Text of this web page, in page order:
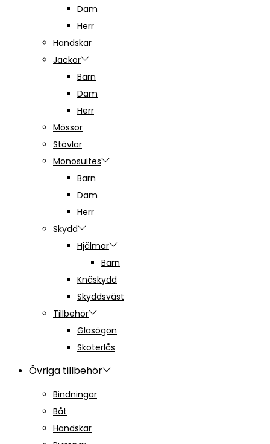
Dam
Herr
Handskar
Jackor
Barn
Dam
Herr
Mössor
Stövlar
Monosuites
Barn
Dam
Herr
Skydd
Hjälmar
Barn
Knäskydd
Skyddsväst
Tillbehör
Glasögon
Skoterlås
Övriga tillbehör
Bindningar
Båt
Handskar